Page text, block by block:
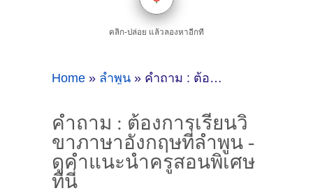
คลิก-ปล่อย แล้วลองหาอีกที
Home » ลำพูน » คำถาม : ต้องการเรียนวิขาภาษาอังกฤษที่ลำพูน - ดูคำแนะนำครูสอนพิเศษที่นี่
คำถาม : ต้องการเรียนวิ
ขาภาษาอังกฤษที่ลำพูน -
ดูคำแนะนำครูสอนพิเศษ
ที่นี่